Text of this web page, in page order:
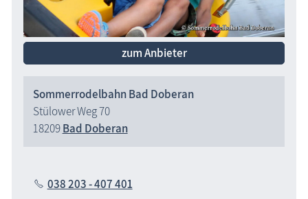
zum Anbieter
Sommerrodelbahn Bad Doberan
Stülower Weg 70
18209Bad Doberan
038 203 - 407 401